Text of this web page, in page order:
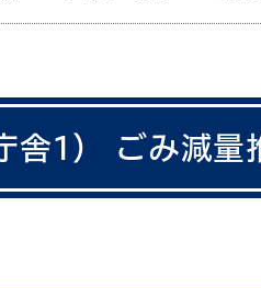
舎1） ごみ減量